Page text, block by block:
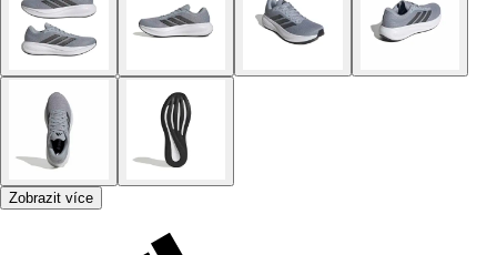
Zobrazit více